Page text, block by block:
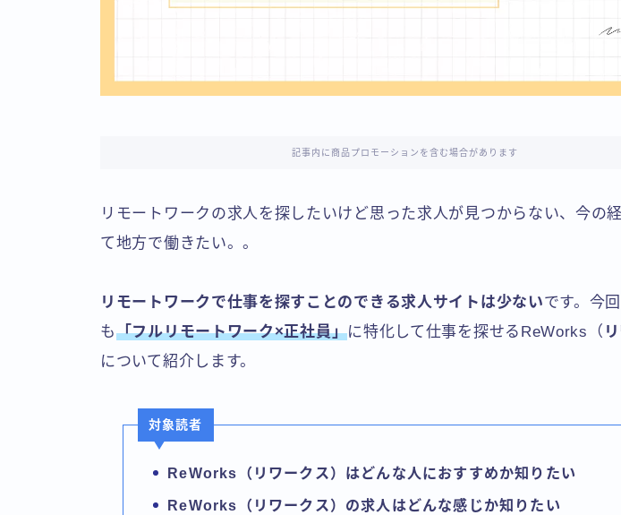
記事内に商品プロモーションを含む場合があります
リモートワークの求人を探したいけど思った求人が見つからない、今の
て地方で働きたい。。
リモートワークで仕事を探すことのできる求人サイトは少ないです。今
も「フルリモートワーク×正社員」に特化して仕事を探せるReWorks（
について紹介します。
対象読者
ReWorks（ リワークス）はどんな人におすすめか知りたい
ReWorks（ リワークス）の求人はどんな感じか知りたい